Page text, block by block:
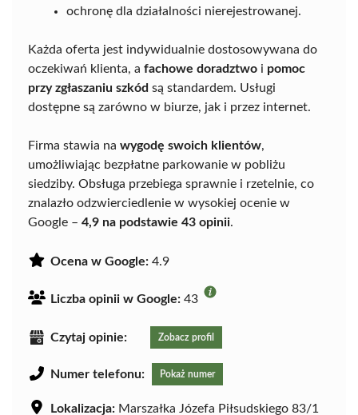
ochronę dla działalności nierejestrowanej.
Każda oferta jest indywidualnie dostosowywana do
oczekiwań klienta, a fachowe doradztwo i pomoc
przy zgłaszaniu szkód są standardem. Usługi
dostępne są zarówno w biurze, jak i przez internet.
Firma stawia na wygodę swoich klientów,
umożliwiając bezpłatne parkowanie w pobliżu
siedziby. Obsługa przebiega sprawnie i rzetelnie, co
znalazło odzwierciedlenie w wysokiej ocenie w
Google – 4,9 na podstawie 43 opinii.
Ocena w Google: 4.9
Liczba opinii w Google: 43
Czytaj opinie: Zobacz profil
Numer telefonu: Pokaż numer
Lokalizacja: Marszałka Józefa Piłsudskiego 83/1